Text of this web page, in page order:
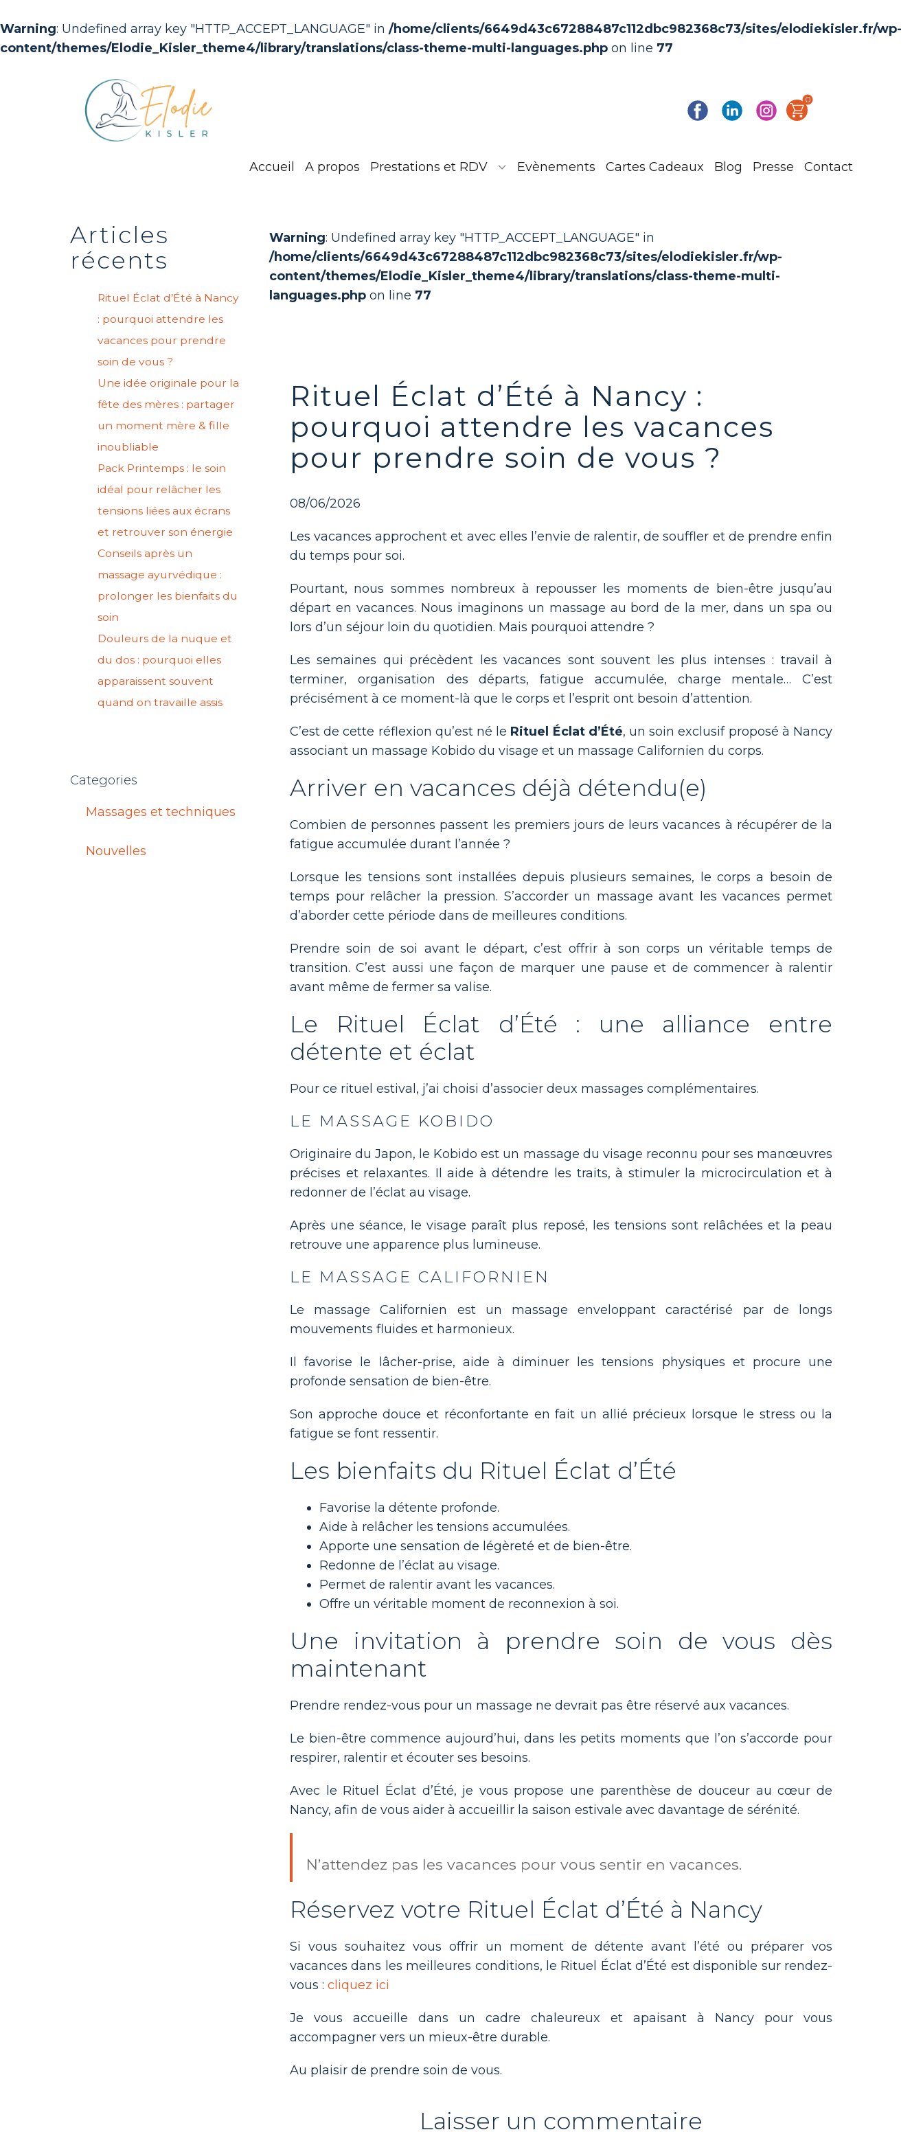
Warning: Undefined array key "HTTP_ACCEPT_LANGUAGE" in /home/clients/6649d43c67288487c112dbc982368c73/sites/elodiekisler.fr/wp-
content/themes/Elodie_Kisler_theme4/library/translations/class-theme-multi-languages.php on line 77
0
Accueil A propos Prestations et RDV Evènements Cartes Cadeaux Blog Presse Contact
Articles
récents
Rituel Éclat d’Été à Nancy
: pourquoi attendre les
vacances pour prendre
soin de vous ?
Une idée originale pour la
fête des mères : partager
un moment mère & fille
inoubliable
Pack Printemps : le soin
idéal pour relâcher les
tensions liées aux écrans
et retrouver son énergie
Conseils après un
massage ayurvédique :
prolonger les bienfaits du
soin
Douleurs de la nuque et
du dos : pourquoi elles
apparaissent souvent
quand on travaille assis
Categories
Massages et techniques
Nouvelles
Warning: Undefined array key "HTTP_ACCEPT_LANGUAGE" in
/home/clients/6649d43c67288487c112dbc982368c73/sites/elodiekisler.fr/wp-
content/themes/Elodie_Kisler_theme4/library/translations/class-theme-multi-
languages.php on line 77
Rituel Éclat d’Été à Nancy :
pourquoi attendre les vacances
pour prendre soin de vous ?
08/06/2026
Les vacances approchent et avec elles l’envie de ralentir, de souffler et de prendre enfin
du temps pour soi.
Pourtant, nous sommes nombreux à repousser les moments de bien-être jusqu’au
départ en vacances. Nous imaginons un massage au bord de la mer, dans un spa ou
lors d’un séjour loin du quotidien. Mais pourquoi attendre ?
Les semaines qui précèdent les vacances sont souvent les plus intenses : travail à
terminer, organisation des départs, fatigue accumulée, charge mentale… C’est
précisément à ce moment-là que le corps et l’esprit ont besoin d’attention.
C’est de cette réflexion qu’est né le Rituel Éclat d’Été, un soin exclusif proposé à Nancy
associant un massage Kobido du visage et un massage Californien du corps.
Arriver en vacances déjà détendu(e)
Combien de personnes passent les premiers jours de leurs vacances à récupérer de la
fatigue accumulée durant l’année ?
Lorsque les tensions sont installées depuis plusieurs semaines, le corps a besoin de
temps pour relâcher la pression. S’accorder un massage avant les vacances permet
d’aborder cette période dans de meilleures conditions.
Prendre soin de soi avant le départ, c’est offrir à son corps un véritable temps de
transition. C’est aussi une façon de marquer une pause et de commencer à ralentir
avant même de fermer sa valise.
Le Rituel Éclat d’Été : une alliance entre
détente et éclat
Pour ce rituel estival, j’ai choisi d’associer deux massages complémentaires.
LE MASSAGE KOBIDO
Originaire du Japon, le Kobido est un massage du visage reconnu pour ses manœuvres
précises et relaxantes. Il aide à détendre les traits, à stimuler la microcirculation et à
redonner de l’éclat au visage.
Après une séance, le visage paraît plus reposé, les tensions sont relâchées et la peau
retrouve une apparence plus lumineuse.
LE MASSAGE CALIFORNIEN
Le massage Californien est un massage enveloppant caractérisé par de longs
mouvements fluides et harmonieux.
Il favorise le lâcher-prise, aide à diminuer les tensions physiques et procure une
profonde sensation de bien-être.
Son approche douce et réconfortante en fait un allié précieux lorsque le stress ou la
fatigue se font ressentir.
Les bienfaits du Rituel Éclat d’Été
Favorise la détente profonde.
Aide à relâcher les tensions accumulées.
Apporte une sensation de légèreté et de bien-être.
Redonne de l’éclat au visage.
Permet de ralentir avant les vacances.
Offre un véritable moment de reconnexion à soi.
Une invitation à prendre soin de vous dès
maintenant
Prendre rendez-vous pour un massage ne devrait pas être réservé aux vacances.
Le bien-être commence aujourd’hui, dans les petits moments que l’on s’accorde pour
respirer, ralentir et écouter ses besoins.
Avec le Rituel Éclat d’Été, je vous propose une parenthèse de douceur au cœur de
Nancy, afin de vous aider à accueillir la saison estivale avec davantage de sérénité.
N’attendez pas les vacances pour vous sentir en vacances.
Réservez votre Rituel Éclat d’Été à Nancy
Si vous souhaitez vous offrir un moment de détente avant l’été ou préparer vos
vacances dans les meilleures conditions, le Rituel Éclat d’Été est disponible sur rendez-
vous : cliquez ici
Je vous accueille dans un cadre chaleureux et apaisant à Nancy pour vous
accompagner vers un mieux-être durable.
Au plaisir de prendre soin de vous.
Laisser un commentaire